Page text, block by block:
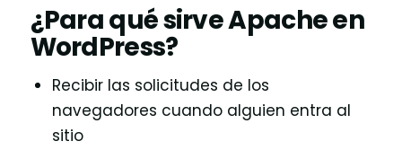
¿Para qué sirve Apache en
WordPress?
Recibir las solicitudes de los
navegadores cuando alguien entra al
sitio